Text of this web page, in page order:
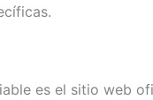
es el sitio web